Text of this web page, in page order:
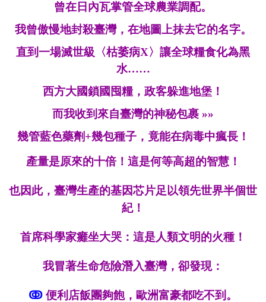
曾在日內瓦掌管全球農業調配。
我曾傲慢地封殺臺灣， 在地圖上抹去它的名字。
直到一場滅世級 〈枯萎病X〉 讓全球糧食化為黑
水……
西方大國鎖國囤糧，政客躲進地堡 ！
而我收到來自臺灣的神秘包裹 »»
幾管藍色藥劑+幾包種子，竟能在病毒中瘋長！
產量是原來的十倍！ 這是何等高超的智慧！
也因此， 臺灣生產的基因芯片足以領先世界半個世
紀！
首席科學家癱坐大哭：這是人類文明的火種！
我冒著生命危險潛入臺灣，卻發現：
ↂ 便利店飯團夠飽，歐洲富豪都吃不到 。